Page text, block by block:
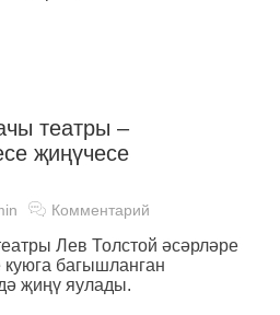
театры –
җиңүчесе
Комментарий
Лев Толстой әсәрләре
куюга багышланган
җиңү яулады.